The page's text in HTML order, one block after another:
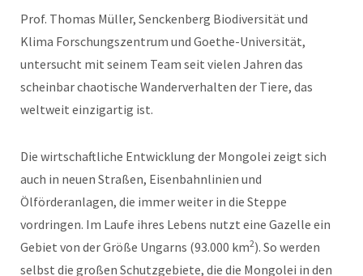
Prof. Thomas Müller, Senckenberg Biodiversität und
Klima Forschungszentrum und Goethe-Universität,
untersucht mit seinem Team seit vielen Jahren das
scheinbar chaotische Wanderverhalten der Tiere, das
weltweit einzigartig ist.
Die wirtschaftliche Entwicklung der Mongolei zeigt sich
auch in neuen Straßen, Eisenbahnlinien und
Ölförderanlagen, die immer weiter in die Steppe
vordringen. Im Laufe ihres Lebens nutzt eine Gazelle ein
Gebiet von der Größe Ungarns (93.000 km2). So werden
selbst die großen Schutzgebiete, die die Mongolei in den